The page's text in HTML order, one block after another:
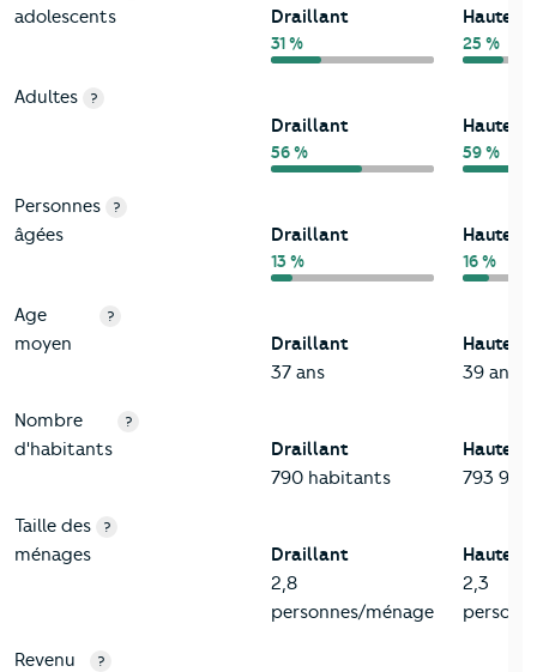
adolescents
Draillant
31 %
Haute-
25 %
Adultes ?
Draillant
56 %
Haute-
59 %
Personnes
âgées
?
Draillant
13 %
Haute-
16 %
Age
moyen
?
Draillant
37 ans
Haute-
39 ans
Nombre
d'habitants
?
Draillant
790 habitants
Haute-
793
Taille des
ménages
?
Draillant
2,8
personnes/ménage
Haute-
2,3
Revenu
?